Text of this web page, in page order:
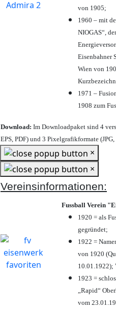
von 1905;
1960 – mit
NIOGAS“,
Eisenbahner
Wien von
1971 –
1908 zum
Download: Im Downloadpaket sind 4
EPS, PDF) und 3 Pixelgrafikformate (JPG,
×
×
Vereinsinformationen:
Fussball Verein
1920 = als
gegründet;
1922 =
von 1920
10.01.1922);
1923 =
„Rapid“
vom